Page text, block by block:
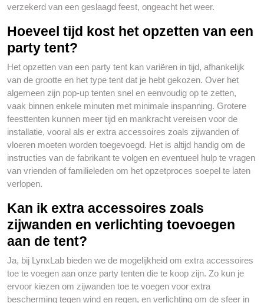
verzekerd van een geslaagd feest, ongeacht het weer.
Hoeveel tijd kost het opzetten van een
party tent?
Het opzetten van een party tent kan variëren in tijd, afhankelijk
van de grootte en het type tent dat je hebt gekozen. Over het
algemeen zijn pop-up tenten snel en eenvoudig op te zetten,
vaak binnen enkele minuten met minimale inspanning. Grotere
feesttenten kunnen meer tijd en mankracht vereisen voor de
installatie, vooral als er extra accessoires zoals zijwanden of
vloeren moeten worden toegevoegd. Het is altijd handig om de
instructies van de fabrikant te volgen en eventueel hulp te vragen
van vrienden of familieleden om het opzetproces soepel te laten
verlopen.
Kan ik extra accessoires zoals
zijwanden en verlichting toevoegen
aan de tent?
Ja, bij LynxLab bieden we de mogelijkheid om extra accessoires
toe te voegen aan onze party tenten die te koop zijn. Zo kun je
ervoor kiezen om zijwanden toe te voegen voor extra
bescherming tegen wind en regen, en verlichting om de sfeer in